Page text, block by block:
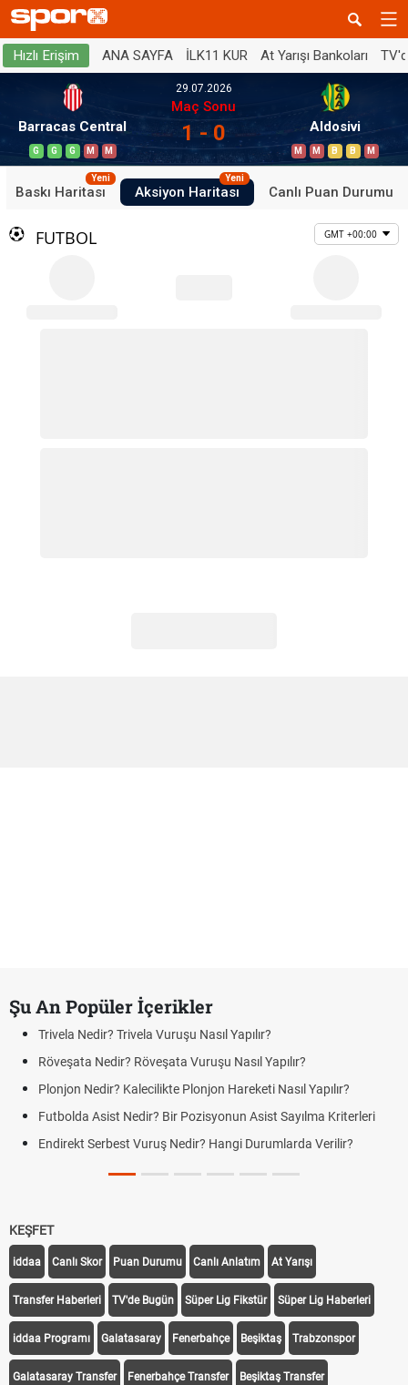
Hızlı Erişim ANA SAYFA İLK11 KUR At Yarışı Bankoları
Barracas Central
G G G M M
29.07.2026
Maç Sonu
1 - 0 Aldosivi
M M B B M
Baskı Haritası
Yeni
Aksiyon Haritası
Yeni
Canlı Puan Durumu
FUTBOL GMT +00:00
Şu An Popüler İçerikler
Trivela Nedir? Trivela Vuruşu Nasıl Yapılır?
Röveşata Nedir? Röveşata Vuruşu Nasıl Yapılır?
Plonjon Nedir? Kalecilikte Plonjon Hareketi Nasıl Yapılır?
Futbolda Asist Nedir? Bir Pozisyonun Asist Sayılma Kriterleri
Endirekt Serbest Vuruş Nedir? Hangi Durumlarda Verilir?
KEŞFET
iddaa Canlı Skor Puan Durumu Canlı Anlatım At Yarışı
Transfer Haberleri TV'de Bugün Süper Lig Fikstür Süper Lig Haberleri
iddaa Programı Galatasaray Fenerbahçe Beşiktaş Trabzonspor
Galatasaray Transfer Fenerbahçe Transfer Beşiktaş Transfer